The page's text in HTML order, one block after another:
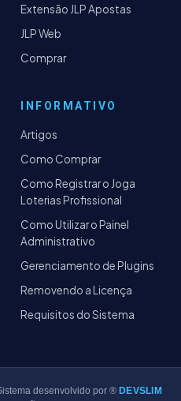
Extensão JLP Apostas
JLP Web
Comprar
INFORMATIVO
Artigos
Como Comprar
Como Registrar o Joga
Loterias Profissional
Como Utilizar o Painel
Administrativo
Gerenciamento de Plugins
Removendo a Licença
Requisitos do Sistema
desenvolvido por ® DEVSLIM